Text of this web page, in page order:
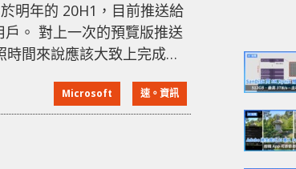
明年的 20H1，目前推送給
版推送
時間來說應該大致上完成
。一般而言，在四月底將會
現在來看還沒見到 19H2
Microsoft 速。資訊